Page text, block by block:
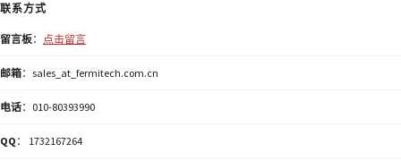
联系方式
留言板： 点击留言
邮箱：sales_at_fermitech.com.cn
电话：010-80393990
QQ ： 1732167264